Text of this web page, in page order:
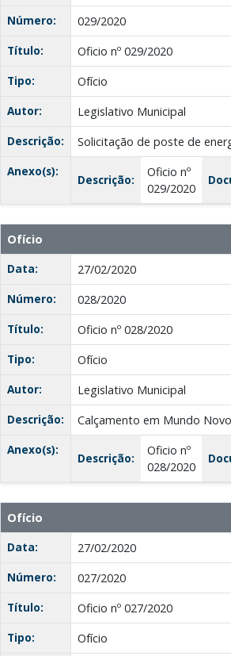
Número:
029/2020
Título:
Oficio nº 029/2020
Tipo:
Ofício
Autor:
Legislativo Municipal
Descrição:
Solicitação de poste de
Anexo(s):
Descrição:
Oficio nº
029/2020
Ofício
Data:
27/02/2020
Número:
028/2020
Título:
Oficio nº 028/2020
Tipo:
Ofício
Autor:
Legislativo Municipal
Descrição:
Calçamento em Mundo Novo
Anexo(s):
Descrição:
Oficio nº
028/2020
Ofício
Data:
27/02/2020
Número:
027/2020
Título:
Oficio nº 027/2020
Tipo:
Ofício